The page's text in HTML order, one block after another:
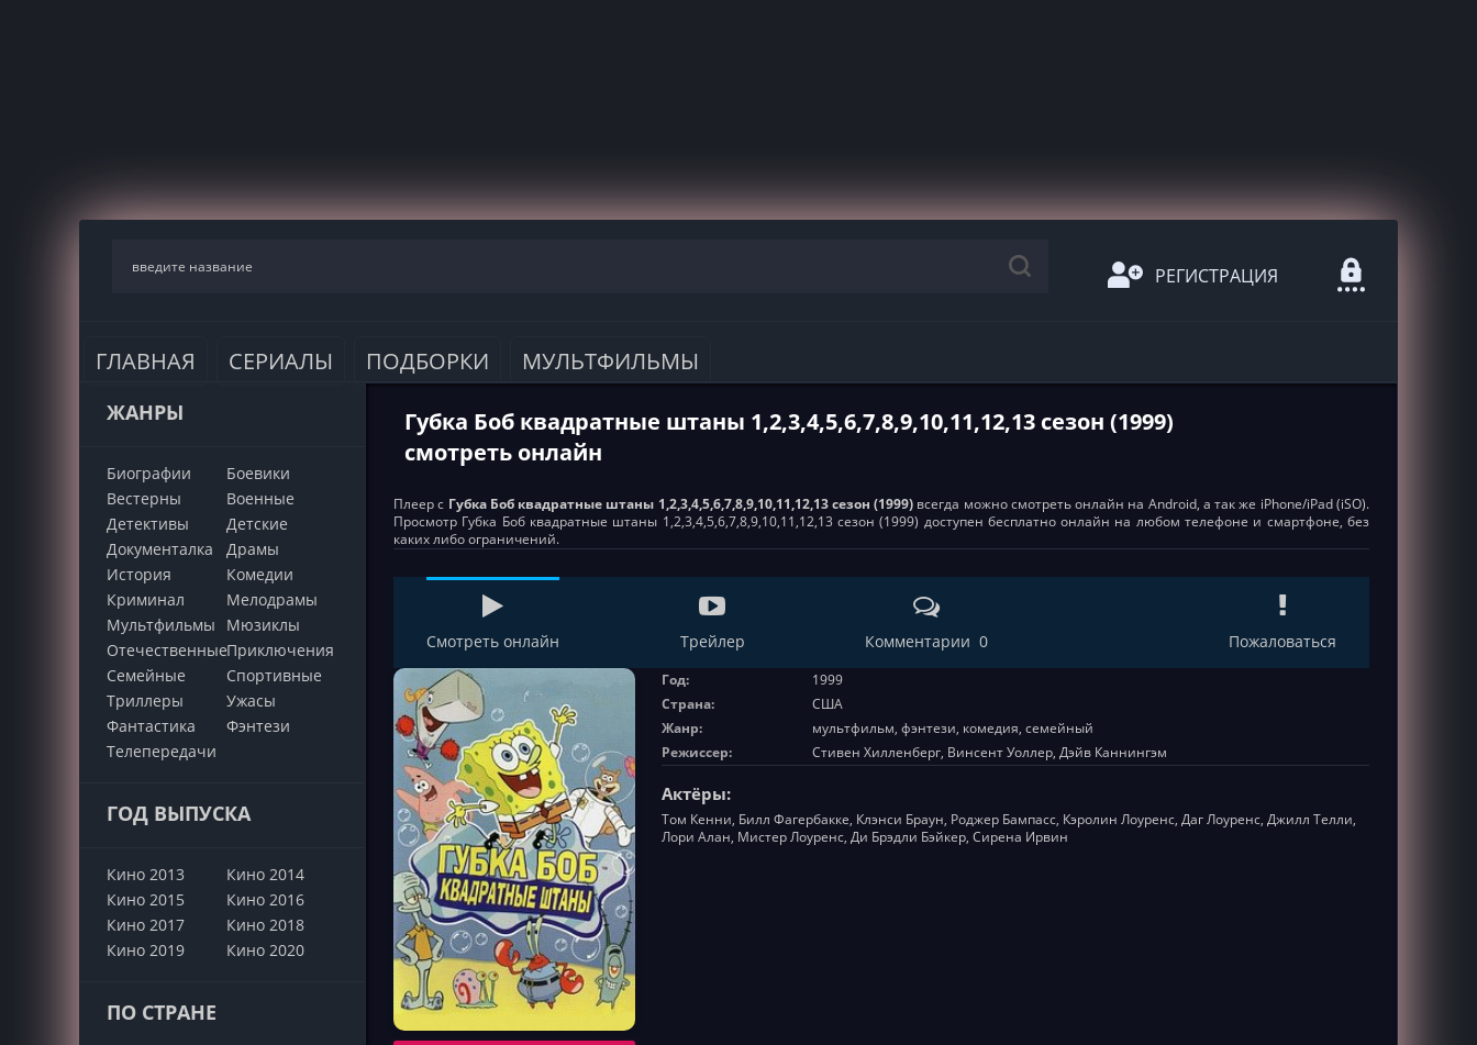
РЕГИСТРАЦИЯ
ГЛАВНАЯ СЕРИАЛЫ ПОДБОРКИ МУЛЬТФИЛЬМЫ
ЖАНРЫ
Биографии
Боевики
Вестерны
Военные
Детективы
Детские
Документалка
Драмы
История
Комедии
Криминал
Мелодрамы
Мультфильмы
Мюзиклы
ОтечественныеПриключения
Семейные
Cпортивные
Триллеры
Ужасы
Фантастика
Фэнтези
Телепередачи
ГОД ВЫПУСКА
Кино 2013
Кино 2014
Кино 2015
Кино 2016
Кино 2017
Кино 2018
Кино 2019
Кино 2020
ПО СТРАНЕ
Губка Боб квадратные штаны 1,2,3,4,5,6,7,8,9,10,11,12,13 сезон (1999)
смотреть онлайн
Плеер с Губка Боб квадратные штаны 1,2,3,4,5,6,7,8,9,10,11,12,13 сезон (1999) всегда можно смотреть онлайн на Android, а так же iPhone/iPad (iSO).
Просмотр Губка Боб квадратные штаны 1,2,3,4,5,6,7,8,9,10,11,12,13 сезон (1999) доступен бесплатно онлайн на любом телефоне и смартфоне, без
каких либо ограничений.
Смотреть онлайн Трейлер Комментарии 0 Пожаловаться
Год:
1999
Страна:
США
Жанр:
мультфильм, фэнтези, комедия, семейный
Режиссер:
Стивен Хилленберг, Винсент Уоллер, Дэйв Каннингэм
Актёры:
Том Кенни, Билл Фагербакке, Клэнси Браун, Роджер Бампасс, Кэролин Лоуренс, Даг Лоуренс, Джилл Телли,
Лори Алан, Мистер Лоуренс, Ди Брэдли Бэйкер, Сирена Ирвин